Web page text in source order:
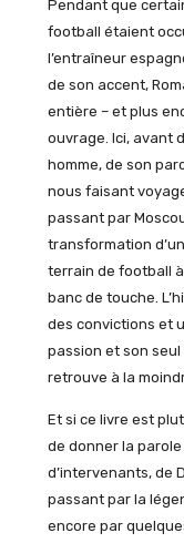
Pendant que
football étaient
l’entraîneur
de son accent,
entière – et plus
ouvrage. Ici, avant
homme, de son
nous faisant
passant par
transformation
terrain de football
banc de touche.
des convictions et
passion et son seul
retrouve à la
Et si ce livre est
de donner la
d’intervenants, de
passant par la
encore par